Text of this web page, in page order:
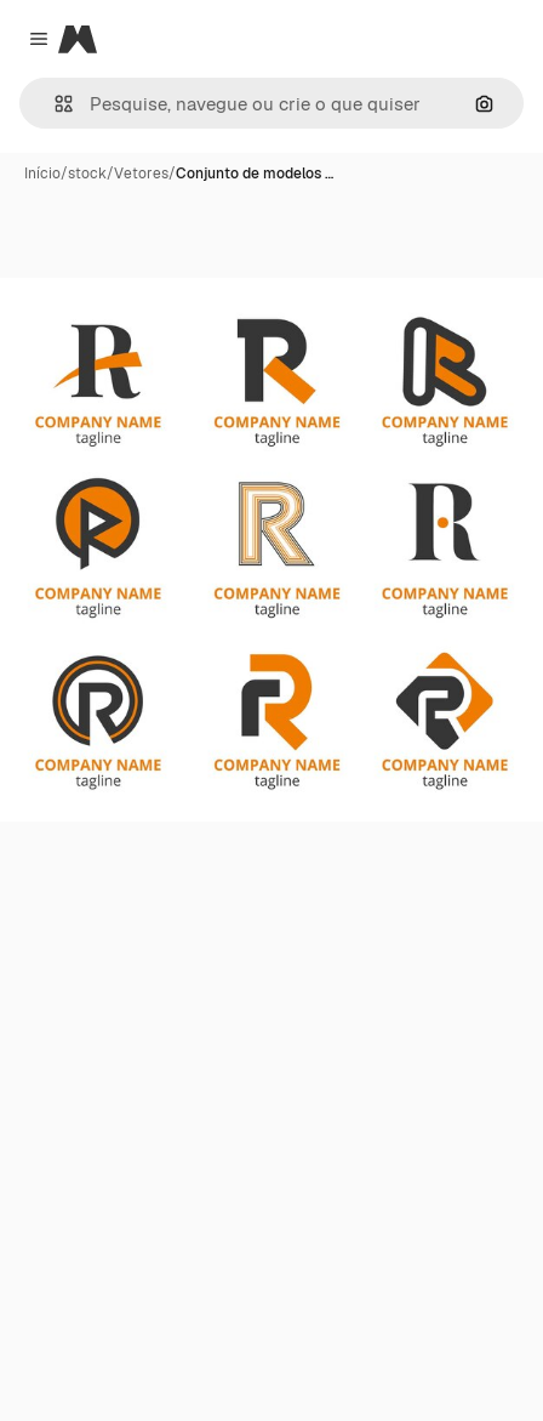
Close menu
Magnific
Início/stock/Vetores/Conjunto de modelos …